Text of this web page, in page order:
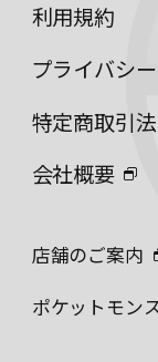
利用規約
プライバシ
特定商取引
会社概要
店舗のご案内
ポケットモン